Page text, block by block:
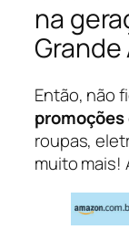
na
Grande
Então, não
roupas,
muito mais!